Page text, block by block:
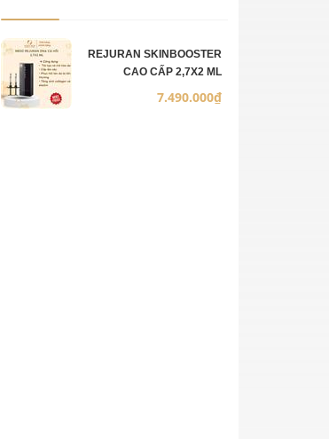
Ảnh sản phẩmREJURAN SKINBOOSTER
CAO CẤP 2,7X2 ML
7.490.000₫